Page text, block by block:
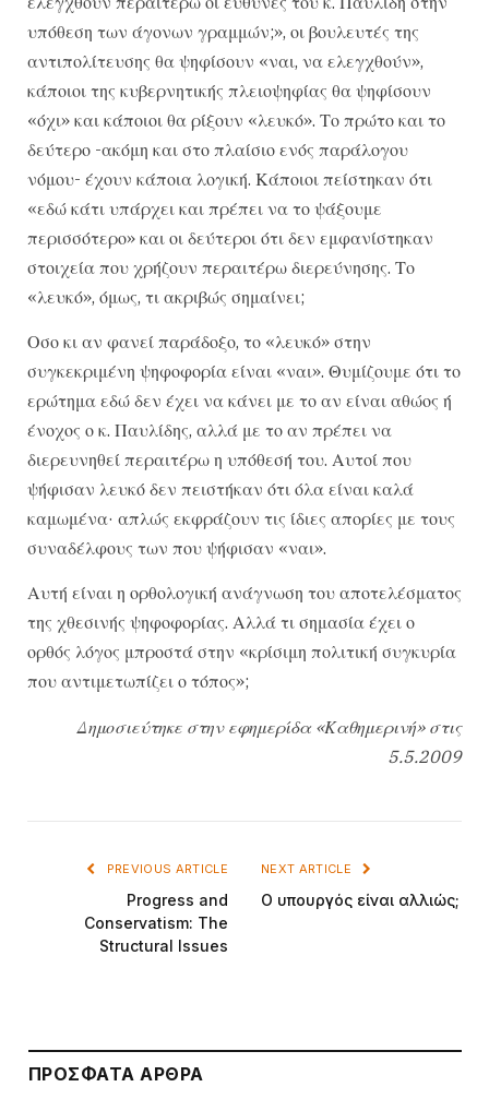
υπόθεση των άγονων γραμμών;», οι βουλευτές της
αντιπολίτευσης θα ψηφίσουν «ναι, να ελεγχθούν»,
κάποιοι της κυβερνητικής πλειοψηφίας θα ψηφίσουν
«όχι» και κάποιοι θα ρίξουν «λευκό». Το πρώτο και το
δεύτερο -ακόμη και στο πλαίσιο ενός παράλογου
νόμου- έχουν κάποια λογική. Κάποιοι πείστηκαν ότι
«εδώ κάτι υπάρχει και πρέπει να το ψάξουμε
περισσότερο» και οι δεύτεροι ότι δεν εμφανίστηκαν
στοιχεία που χρήζουν περαιτέρω διερεύνησης. Το
«λευκό», όμως, τι ακριβώς σημαίνει;
Οσο κι αν φανεί παράδοξο, το «λευκό» στην
συγκεκριμένη ψηφοφορία είναι «ναι». Θυμίζουμε ότι το
ερώτημα εδώ δεν έχει να κάνει με το αν είναι αθώος ή
ένοχος ο κ. Παυλίδης, αλλά με το αν πρέπει να
διερευνηθεί περαιτέρω η υπόθεσή του. Αυτοί που
ψήφισαν λευκό δεν πειστήκαν ότι όλα είναι καλά
καμωμένα· απλώς εκφράζουν τις ίδιες απορίες με τους
συναδέλφους των που ψήφισαν «ναι».
Αυτή είναι η ορθολογική ανάγνωση του αποτελέσματος
της χθεσινής ψηφοφορίας. Αλλά τι σημασία έχει ο
ορθός λόγος μπροστά στην «κρίσιμη πολιτική συγκυρία
που αντιμετωπίζει ο τόπος»;
Δημοσιεύτηκε στην εφημερίδα «Καθημερινή» στις
5.5.2009
PREVIOUS ARTICLE
Progress and
Conservatism: The
Structural Issues
NEXT ARTICLE
Ο υπουργός είναι αλλιώς;
ΠΡΌΣΦΑΤΑ ΆΡΘΡΑ